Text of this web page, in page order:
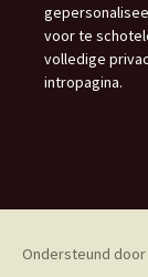
voor te
volledige
intropagina.
Ondersteund